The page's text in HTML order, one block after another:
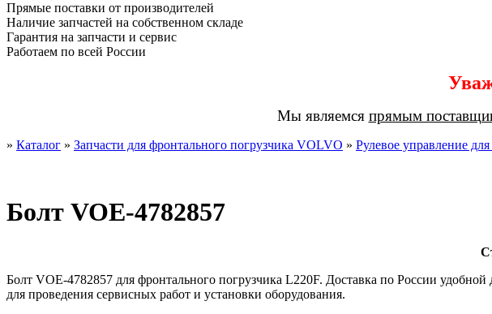
Прямые поставки от производителей
Наличие запчастей на собственном складе
Гарантия на запчасти и сервис
Работаем по всей России
Мы являемся прямым
» Каталог » Запчасти для фронтального погрузчика VOLVO » Рулевое управление
Болт VOE-4782857
Болт VOE-4782857 для фронтального погрузчика L220F. Доставка по России
для проведения сервисных работ и установки оборудования.